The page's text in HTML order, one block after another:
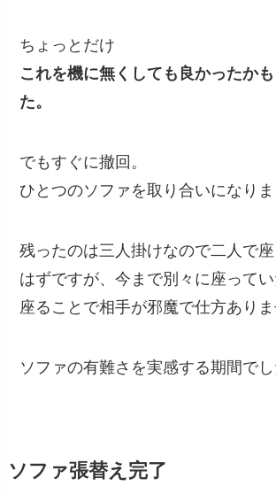
ちょっとだけ
これを機に無くしても良かったか
た。
でもすぐに撤回。
ひとつのソファを取り合いになりま
残ったのは三人掛けなので二人で
はずですが、今まで別々に座って
座ることで相手が邪魔で仕方ありま
ソファの有難さを実感する期間でし
ソファ張替え完了